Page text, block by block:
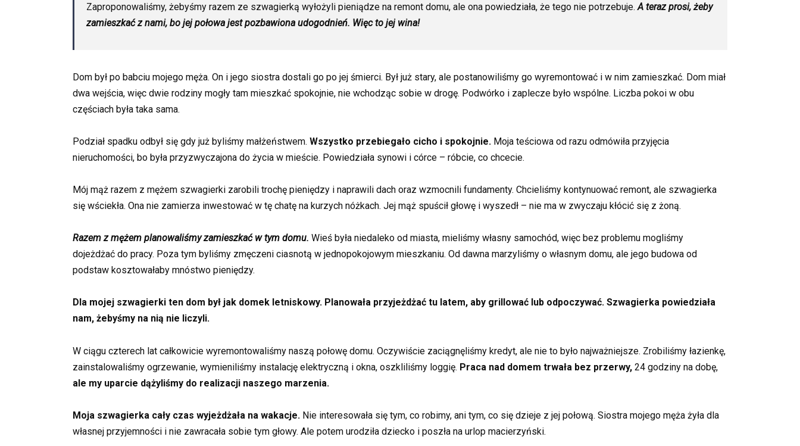
Zaproponowaliśmy, żebyśmy razem ze szwagierką wyłożyli pieniądze na remont domu, ale ona powiedziała, że tego nie potrzebuje.A teraz prosi, żeby
zamieszkać z nami, bo jej połowa jest pozbawiona udogodnień. Więc to jej wina!
Dom był po babciu mojego męża. On i jego siostra dostali go po jej śmierci. Był już stary, ale postanowiliśmy go wyremontować i w nim zamieszkać. Dom miał
dwa wejścia, więc dwie rodziny mogły tam mieszkać spokojnie, nie wchodząc sobie w drogę. Podwórko i zaplecze było wspólne. Liczba pokoi w obu
częściach była taka sama.
Podział spadku odbył się gdy już byliśmy małżeństwem. Wszystko przebiegało cicho i spokojnie. Moja teściowa od razu odmówiła przyjęcia
nieruchomości, bo była przyzwyczajona do życia w mieście. Powiedziała synowi i córce – róbcie, co chcecie.
Mój mąż razem z mężem szwagierki zarobili trochę pieniędzy i naprawili dach oraz wzmocnili fundamenty. Chcieliśmy kontynuować remont, ale szwagierka
się wściekła. Ona nie zamierza inwestować w tę chatę na kurzych nóżkach. Jej mąż spuścił głowę i wyszedł – nie ma w zwyczaju kłócić się z żoną.
Razem z mężem planowaliśmy zamieszkać w tym domu. Wieś była niedaleko od miasta, mieliśmy własny samochód, więc bez problemu mogliśmy
dojeżdżać do pracy. Poza tym byliśmy zmęczeni ciasnotą w jednopokojowym mieszkaniu. Od dawna marzyliśmy o własnym domu, ale jego budowa od
podstaw kosztowałaby mnóstwo pieniędzy.
Dla mojej szwagierki ten dom był jak domek letniskowy. Planowała przyjeżdżać tu latem, aby grillować lub odpoczywać. Szwagierka powiedziała
nam, żebyśmy na nią nie liczyli.
W ciągu czterech lat całkowicie wyremontowaliśmy naszą połowę domu. Oczywiście zaciągnęliśmy kredyt, ale nie to było najważniejsze. Zrobiliśmy łazienkę,
zainstalowaliśmy ogrzewanie, wymieniliśmy instalację elektryczną i okna, oszkliliśmy loggię. Praca nad domem trwała bez przerwy, 24 godziny na dobę,
ale my uparcie dążyliśmy do realizacji naszego marzenia.
Moja szwagierka cały czas wyjeżdżała na wakacje. Nie interesowała się tym, co robimy, ani tym, co się dzieje z jej połową. Siostra mojego męża żyła dla
własnej przyjemności i nie zawracała sobie tym głowy. Ale potem urodziła dziecko i poszła na urlop macierzyński.